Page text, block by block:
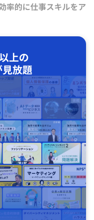
率的に仕事スキルをア
上の
放題